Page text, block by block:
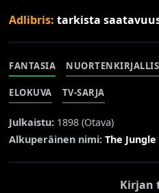
Adlibris:tarkista
FANTASIA
ELOKUVA TV-SARJA
Julkaistu: 1898 (Otava)
Alkuperäinen nimi: The
Kirjan